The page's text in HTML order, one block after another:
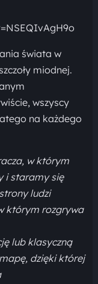
świata w
miodnej.
wszyscy
na każdego
w którym
i staramy się
ludzi
którym rozgrywa
lub klasyczną
dzięki której